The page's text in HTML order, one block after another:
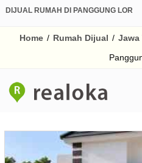
DIJUAL RUMAH DI PANGGUNG LOR
Home / Rumah Dijual / Jawa